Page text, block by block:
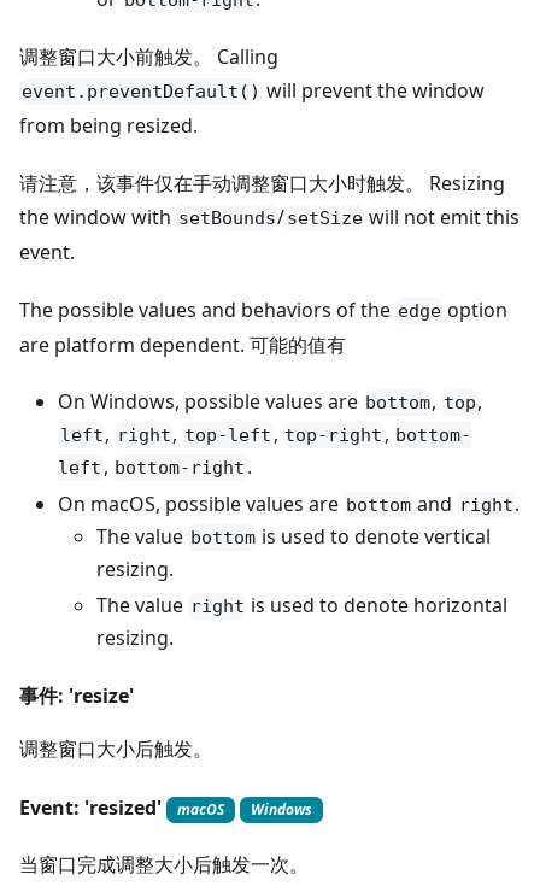
调整窗口大小前触发。 Calling
event.preventDefault() will prevent the window
from being resized.
请注意，该事件仅在手动调整窗口大小时触发。 Resizing
the window with setBounds/setSize will not emit this
event.
The possible values and behaviors of the edge option
are platform dependent. 可能的值有
On Windows, possible values are bottom, top,
left, right, top-left , top-right , bottom-
left , bottom-right .
On macOS, possible values are bottom and right.
The value bottom is used to denote vertical
resizing.
The value right is used to denote horizontal
resizing.
事件: 'resize'
调整窗口大小后触发。
Event: 'resized' macOS Windows
当窗口完成调整大小后触发一次。